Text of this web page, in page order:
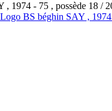
, 1974 - 75 , possède 18 /
BS béghin SAY ,